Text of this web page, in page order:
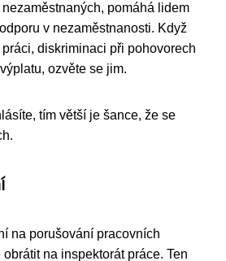
pomáhá lidem
v nezaměstnanosti. Když
diskriminaci při pohovorech
ozvěte se jim.
tím větší je šance, že se
na porušování pracovních
na inspektorát práce. Ten